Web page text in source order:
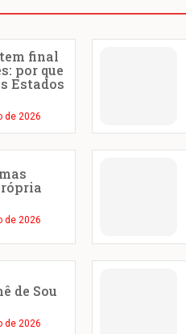
final
por que
Estados
de 2026
de 2026
de Sou
de 2026